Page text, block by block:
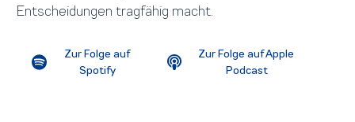
Entscheidungen tragfähig macht.
Zur Folge auf
Spotify
Zur Folge auf Apple
Podcast